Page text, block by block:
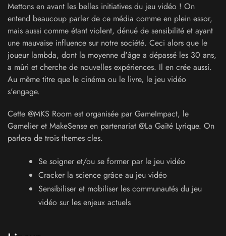
Mettons en avant les belles initiatives du jeu vidéo ! On
entend beaucoup parler de ce média comme en plein essor,
mais aussi comme étant violent, dénué de sensibilité et ayant
une mauvaise influence sur notre société. Ceci alors que le
joueur lambda, dont la moyenne d'âge a dépassé les 30 ans,
a mûri et cherche de nouvelles expériences. Il en crée aussi.
Au même titre que le cinéma ou le livre, le jeu vidéo
s'engage.
Cette @MKS Room est organisée par GameImpact, le
Gamelier et MakeSense en partenariat @La Gaïté Lyrique. On
parlera de trois themes cles.
Se soigner et/ou se former par le jeu vidéo
Cracker la science grâce au jeu vidéo
Sensibiliser et mobiliser les communautés du jeu
vidéo sur les enjeux actuels